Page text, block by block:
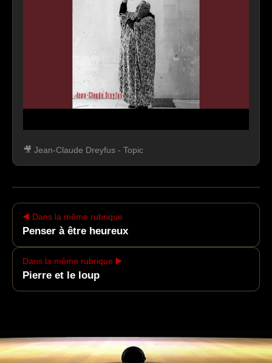
▶
externe. Son affichage peut entraîner le
dépôt de cookies tiers.
Accepter et afficher le contenu
🎥 Jean-Claude Dreyfus - Topic
◀️ Dans la même rubrique
Penser à être heureux
Dans la même rubrique ▶️
Pierre et le loup